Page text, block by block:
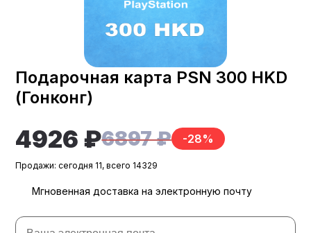
Подарочная карта PSN 300 HKD
(Гонконг)
4926 ₽6897 ₽ -28%
Продажи: сегодня 11, всего 14329
Мгновенная доставка на электронную почту